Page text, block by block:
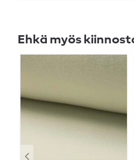
Ehkä myös